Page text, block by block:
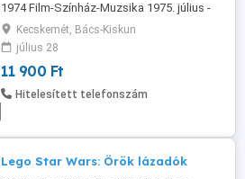
1974 Film-Színház-Muzsika 1975. július -
december 1975 Film-Színház-Muzsika
1976 (teljes évfolyam) 1976 Film-Színház-
Muzsika 1977. július - december 1977
Kecskemét, Bács-Kiskun
július 28
11 900 Ft
Hitelesített telefonszám
Lego Star Wars: Örök lázadók